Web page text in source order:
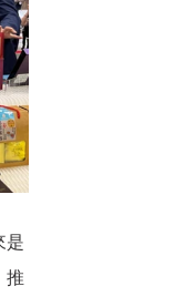
是
推